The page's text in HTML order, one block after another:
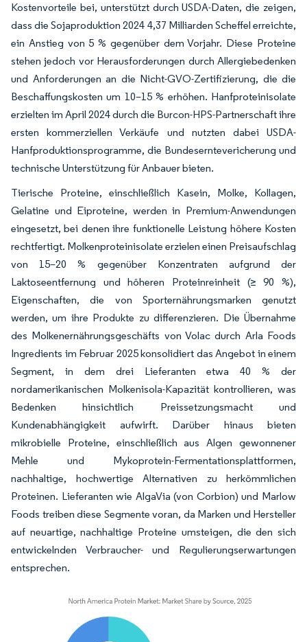
Kostenvorteile bei, unterstützt durch USDA-Daten, die zeigen,
dass die Sojaproduktion 2024 4,37 Milliarden Scheffel erreichte,
ein Anstieg von 5 % gegenüber dem Vorjahr. Diese Proteine
stehen jedoch vor Herausforderungen durch Allergiebedenken
und Anforderungen an die Nicht-GVO-Zertifizierung, die die
Beschaffungskosten um 10–15 % erhöhen. Hanfproteinisolate
erzielten im April 2024 durch die Burcon-HPS-Partnerschaft ihre
ersten kommerziellen Verkäufe und nutzten dabei USDA-
Hanfproduktionsprogramme, die Bundeserntevericherung und
technische Unterstützung für Anbauer bieten.
Tierische Proteine, einschließlich Kasein, Molke, Kollagen,
Gelatine und Eiproteine, werden in Premium-Anwendungen
eingesetzt, bei denen ihre funktionelle Leistung höhere Kosten
rechtfertigt. Molkenproteinisolate erzielen einen Preisaufschlag
von 15–20 % gegenüber Konzentraten aufgrund der
Laktoseentfernung und höheren Proteinreinheit (≥ 90 %),
Eigenschaften, die von Sporternährungsmarken genutzt
werden, um ihre Produkte zu differenzieren. Die Übernahme
des Molkenernährungsgeschäfts von Volac durch Arla Foods
Ingredients im Februar 2025 konsolidiert das Angebot in einem
Segment, in dem drei Lieferanten etwa 40 % der
nordamerikanischen Molkenisola-Kapazität kontrollieren, was
Bedenken hinsichtlich Preissetzungsmacht und
Kundenabhängigkeit aufwirft. Darüber hinaus bieten
mikrobielle Proteine, einschließlich aus Algen gewonnener
Mehle und Mykoprotein-Fermentationsplattformen,
nachhaltige, hochwertige Alternativen zu herkömmlichen
Proteinen. Lieferanten wie AlgaVia (von Corbion) und Marlow
Foods treiben diese Segmente voran, da Marken und Hersteller
auf neuartige, nachhaltige Proteine umsteigen, die den sich
entwickelnden Verbraucher- und Regulierungserwartungen
entsprechen.